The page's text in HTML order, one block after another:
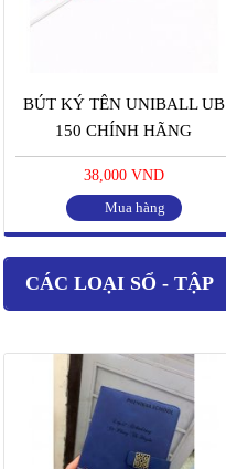
BÚT KÝ TÊN UNIBALL UB
150 CHÍNH HÃNG
38,000 VND
Mua hàng
CÁC LOẠI SỔ - TẬP